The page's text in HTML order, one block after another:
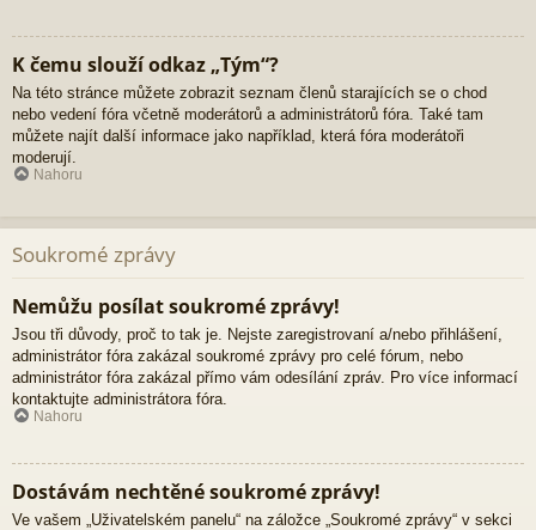
K čemu slouží odkaz „Tým“?
Na této stránce můžete zobrazit seznam členů starajících se o chod
nebo vedení fóra včetně moderátorů a administrátorů fóra. Také tam
můžete najít další informace jako například, která fóra moderátoři
moderují.
Nahoru
Soukromé zprávy
Nemůžu posílat soukromé zprávy!
Jsou tři důvody, proč to tak je. Nejste zaregistrovaní a/nebo přihlášení,
administrátor fóra zakázal soukromé zprávy pro celé fórum, nebo
administrátor fóra zakázal přímo vám odesílání zpráv. Pro více informací
kontaktujte administrátora fóra.
Nahoru
Dostávám nechtěné soukromé zprávy!
Ve vašem „Uživatelském panelu“ na záložce „Soukromé zprávy“ v sekci